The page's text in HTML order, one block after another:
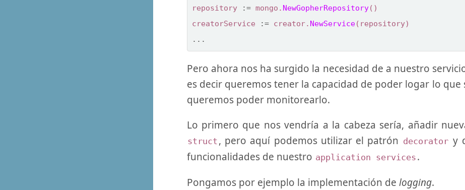
repository
:= mongo . NewGopherRepository()
creatorService
:= creator. NewService( repository)
...
Pero ahora nos ha surgido la necesidad de a nuestro
es decir queremos tener la capacidad de poder logar lo
queremos poder monitorearlo.
Lo primero que nos vendría a la cabeza sería, añadir
struct , pero aquí podemos utilizar el patrón decorator y
funcionalidades de nuestro application services .
Pongamos por ejemplo la implementación de logging.